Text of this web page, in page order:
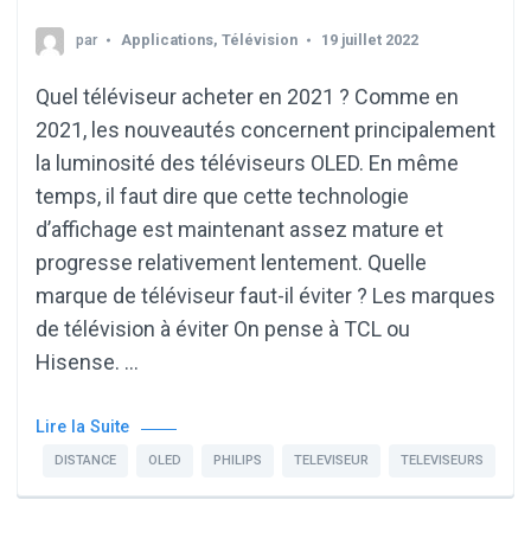
par Applications, Télévision 19 juillet 2022
Quel téléviseur acheter en 2021 ? Comme en
2021, les nouveautés concernent principalement
la luminosité des téléviseurs OLED. En même
temps, il faut dire que cette technologie
d’affichage est maintenant assez mature et
progresse relativement lentement. Quelle
marque de téléviseur faut-il éviter ? Les marques
de télévision à éviter On pense à TCL ou
Hisense. …
Lire la Suite
DISTANCE OLED PHILIPS TELEVISEUR TELEVISEURS